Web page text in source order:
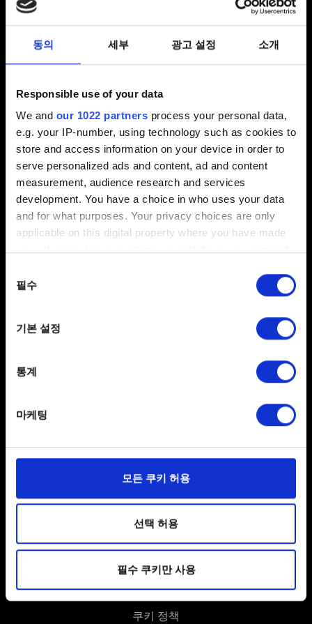
동의 세부 광고 설정 소개
Responsible use of your data
We and our 1022 partners process your personal data,
e.g. your IP-number, using technology such as cookies to
store and access information on your device in order to
serve personalized ads and content, ad and content
measurement, audience research and services
development. You have a choice in who uses your data
and for what purposes. Your privacy choices are only
applicable on this digital property where you have made
the Privacy trigger icon.
Collect information about your geographical
Identify your device by actively scanning it for
Find out more about how your personal data is processed
일부 쿠키는 웹 사이트를 정상적으로 이용하기 위해
관련 기술적 피드백을 제공하여 사용자의 웹사이트 이용
환경을 개선하기 위해 사용됩니다. 예를 들어, 소셜
미디어를 통해 사용자와 소통할 경우, 사용자의 선호도를
파악하기 위해 쿠키의 일부를 저희 파트너와 공유할 수도
있습니다. 물론, 이처럼 선택적으로 쿠키를 사용할
경우에는 사용자의 동의를 구할 것입니다.
선택
필수
기본 설정
통계
마케팅
모든 쿠키 허용
선택 허용
필수 쿠키만 사용
카테고리 검색
기술 지원
설치, 업데이트, 충돌, 언어
게임 플레이
퀘스트, 업적, 모험
SNS 접속
사용자 약관 동의
개인 정보 정책
쿠키 정책